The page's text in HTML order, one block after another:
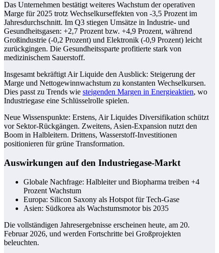
Das Unternehmen bestätigt weiteres Wachstum der operativen
Marge für 2025 trotz Wechselkurseffekten von -3,5 Prozent im
Jahresdurchschnitt. Im Q3 stiegen Umsätze in Industrie- und
Gesundheitsgasen: +2,7 Prozent bzw. +4,9 Prozent, während
Großindustrie (-0,2 Prozent) und Elektronik (-0,9 Prozent) leicht
zurückgingen. Die Gesundheitssparte profitierte stark von
medizinischem Sauerstoff.
Insgesamt bekräftigt Air Liquide den Ausblick: Steigerung der
Marge und Nettogewinnwachstum zu konstanten Wechselkursen.
Dies passt zu Trends wie steigenden Margen in Energieaktien, wo
Industriegase eine Schlüsselrolle spielen.
Neue Wissenspunkte: Erstens, Air Liquides Diversifikation schützt
vor Sektor-Rückgängen. Zweitens, Asien-Expansion nutzt den
Boom in Halbleitern. Drittens, Wasserstoff-Investitionen
positionieren für grüne Transformation.
Auswirkungen auf den Industriegase-Markt
Globale Nachfrage: Halbleiter und Biopharma treiben +4
Prozent Wachstum
Europa: Silicon Saxony als Hotspot für Tech-Gase
Asien: Südkorea als Wachstumsmotor bis 2035
Die vollständigen Jahresergebnisse erscheinen heute, am 20.
Februar 2026, und werden Fortschritte bei Großprojekten
beleuchten.